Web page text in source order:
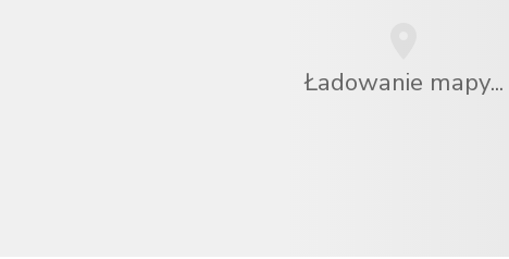
Ładowanie mapy...